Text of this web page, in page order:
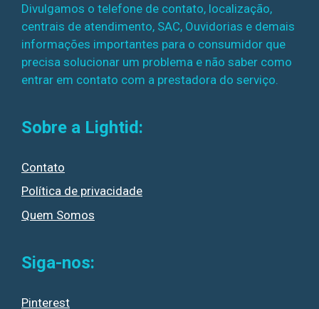
Divulgamos o telefone de contato, localização,
centrais de atendimento, SAC, Ouvidorias e demais
informações importantes para o consumidor que
precisa solucionar um problema e não saber como
entrar em contato com a prestadora do serviço.
Sobre a Lightid:
Contato
Política de privacidade
Quem Somos
Siga-nos:
Pinterest